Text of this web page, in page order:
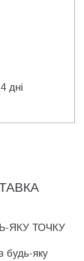
дні
ЯКУ ТОЧКУ
будь-яку